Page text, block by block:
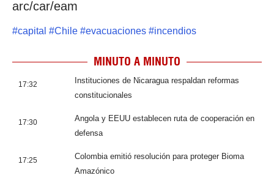
arc/car/eam
#capital #Chile #evacuaciones #incendios
MINUTO A MINUTO
17:32
Instituciones de Nicaragua respaldan reformas
constitucionales
17:30
Angola y EEUU establecen ruta de cooperación en
defensa
17:25
Colombia emitió resolución para proteger Bioma
Amazónico